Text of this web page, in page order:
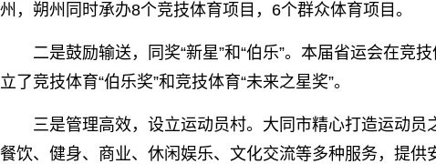
州，朔州同时承办8个竞技体育项目，6个群众体育项目。
二是鼓励输送，同奖“新星”和“伯乐”。本届省运会在竞
立了竞技体育“伯乐奖”和竞技体育“未来之星奖”。
三是管理高效，设立运动员村。大同市精心打造运动员
餐饮、健身、商业、休闲娱乐、文化交流等多种服务，提